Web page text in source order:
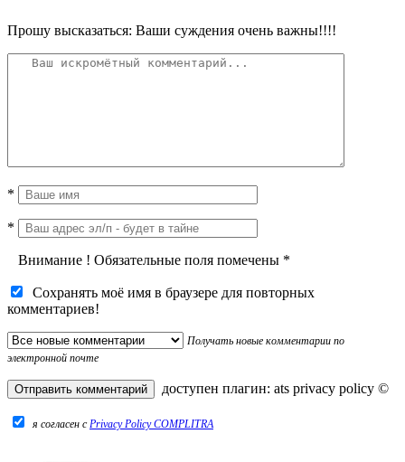
Прошу высказаться: Ваши суждения очень важны!!!!
*
*
Внимание ! Обязательные поля помечены *
Сохранять моё имя в браузере для повторных
комментариев!
Получать новые комментарии по
электронной почте
доступен плагин: ats privacy policy ©
я согласен cPrivacy Policy COMPLITRA